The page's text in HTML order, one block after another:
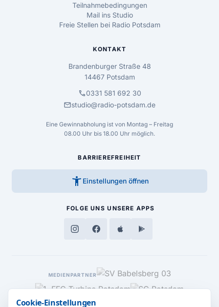
Teilnahmebedingungen
Mail ins Studio
Freie Stellen bei Radio Potsdam
KONTAKT
Brandenburger Straße 48
14467 Potsdam
call0331 581 692 30
mailstudio@radio-potsdam.de
Eine Gewinnabholung ist von Montag – Freitag
08.00 Uhr bis 18.00 Uhr möglich.
BARRIEREFREIHEIT
accessibility_new Einstellungen öffnen
FOLGE UNS UNSERE APPS
MEDIENPARTNER
Cookie-Einstellungen